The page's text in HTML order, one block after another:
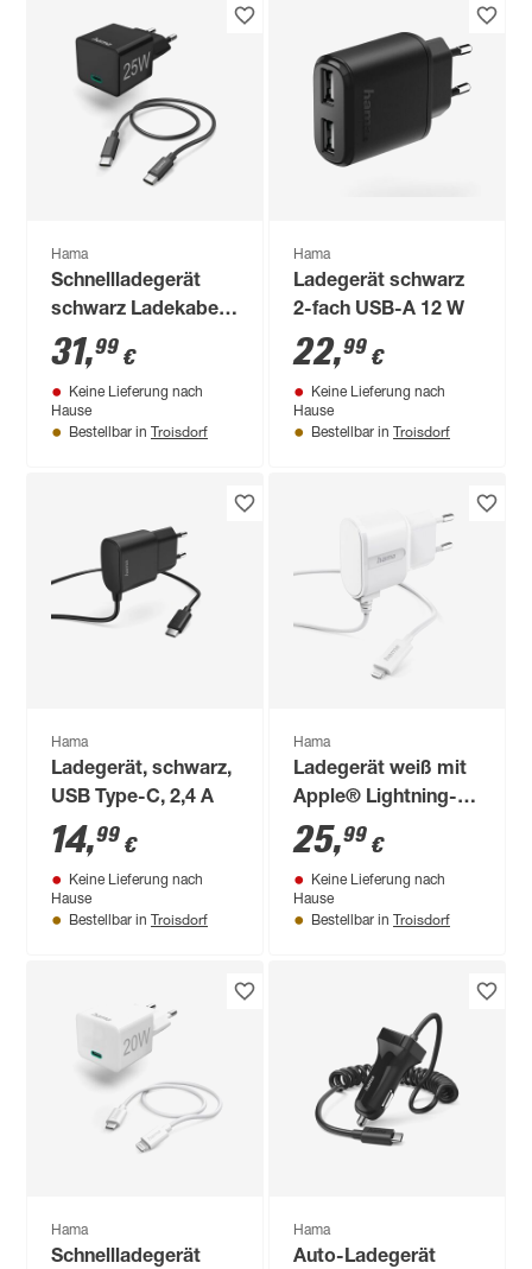
Hama
Schnellladegerät
schwarz Ladekabel
1,5 m USB-C 25 W
31,99 €
Keine Lieferung nach
Hause
Bestellbar in Troisdorf
Hama
Ladegerät schwarz
2-fach USB-A 12 W
22,99 €
Keine Lieferung nach
Hause
Bestellbar in Troisdorf
Hama
Ladegerät, schwarz,
USB Type-C, 2,4 A
14,99 €
Keine Lieferung nach
Hause
Bestellbar in Troisdorf
Hama
Ladegerät weiß mit
Apple® Lightning-
Anschluss 5 W
25,99 €
Keine Lieferung nach
Hause
Bestellbar in Troisdorf
Hama
Schnellladegerät
Hama
Auto-Ladegerät